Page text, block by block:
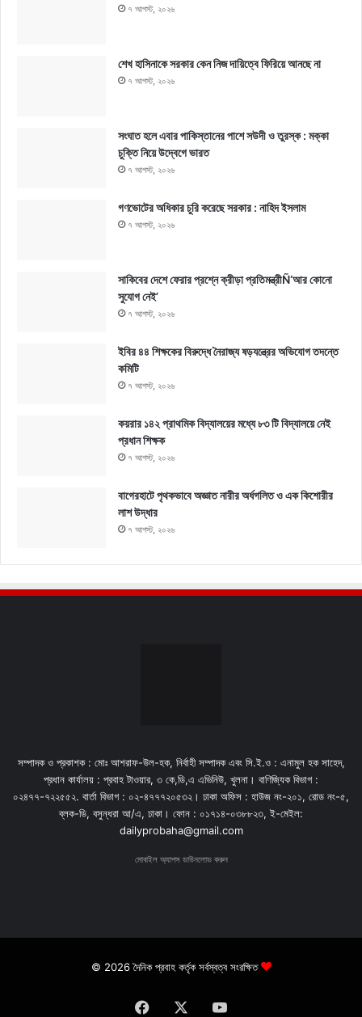
৭ আগস্ট, ২০২৬
শেখ হাসিনাকে সরকার কেন নিজ দায়িত্বে ফিরিয়ে আনছে না
৭ আগস্ট, ২০২৬
সংঘাত হলে এবার পাকিস্তানের পাশে সউদী ও তুরস্ক : মক্কা
চুক্তি নিয়ে উদ্বেগে ভারত
৭ আগস্ট, ২০২৬
গণভোটের অধিকার চুরি করেছে সরকার : নাহিদ ইসলাম
৭ আগস্ট, ২০২৬
সাকিবের দেশে ফেরার প্রশ্নে ক্রীড়া প্রতিমন্ত্রীÑ‘আর কোনো
সুযোগ নেই’
৭ আগস্ট, ২০২৬
ইবির ৪৪ শিক্ষকের বিরুদ্ধে নৈরাজ্য ষড়যন্ত্রের অভিযোগ তদন্তে
কমিটি
৭ আগস্ট, ২০২৬
কয়রার ১৪২ প্রাথমিক বিদ্যালয়ের মধ্যে ৮৩ টি বিদ্যালয়ে নেই
প্রধান শিক্ষক
৭ আগস্ট, ২০২৬
বাগেরহাটে পৃথকভাবে অজ্ঞাত নারীর অর্ধগলিত ও এক কিশোরীর
লাশ উদ্ধার
৭ আগস্ট, ২০২৬
সম্পাদক ও প্রকাশক : মোঃ আশরাফ-উল-হক, নির্বাহী সম্পাদক এবং সি.ই.ও : এনামুল হক সাহেদ,
প্রধান কার্যালয় : প্রবাহ টাওয়ার, ৩ কে,ডি,এ এভিনিউ, খুলনা। বাণিজ্যিক বিভাগ :
০২৪৭৭-৭২২৫৫২. বার্তা বিভাগ : ০২-৪৭৭৭২০৫৩২। ঢাকা অফিস : হাউজ নং-২০১, রোড নং-৫,
ব্লক-ডি, বসুন্ধরা আ/এ, ঢাকা। ফোন : ০১৭১৪-০৩৮৮২৩, ই-মেইল:
dailyprobaha@gmail.com
মোবাইল অ্যাপস ডাউনলোড করুন
© 2026 দৈনিক প্রবাহ কর্তৃক সর্বস্বত্ব সংরক্ষিত
Facebook